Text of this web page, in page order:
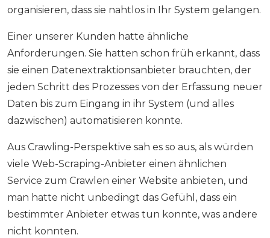
organisieren, dass sie nahtlos in Ihr System gelangen.
Einer unserer Kunden hatte ähnliche
Anforderungen. Sie hatten schon früh erkannt, dass
sie einen Datenextraktionsanbieter brauchten, der
jeden Schritt des Prozesses von der Erfassung neuer
Daten bis zum Eingang in ihr System (und alles
dazwischen) automatisieren konnte.
Aus Crawling-Perspektive sah es so aus, als würden
viele Web-Scraping-Anbieter einen ähnlichen
Service zum Crawlen einer Website anbieten, und
man hatte nicht unbedingt das Gefühl, dass ein
bestimmter Anbieter etwas tun konnte, was andere
nicht konnten.